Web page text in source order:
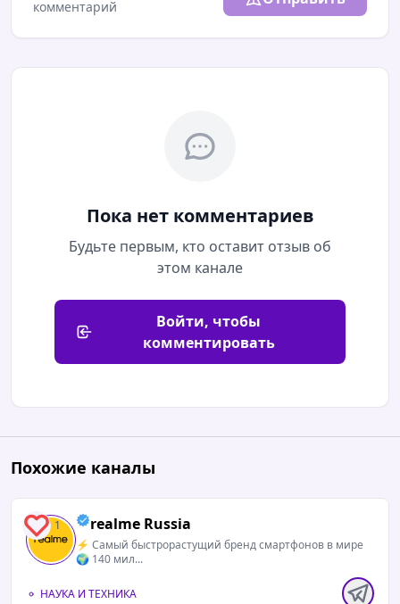
комментарий
Пока нет комментариев
Будьте первым, кто оставит отзыв об
этом канале
Войти, чтобы
комментировать
Официальный сайт Пентагона
Похожие каналы
1 realme Russia
⚡️ Самый быстрорастущий бренд смартфонов в мире
🌍 140 мил...
НАУКА И ТЕХНИКА